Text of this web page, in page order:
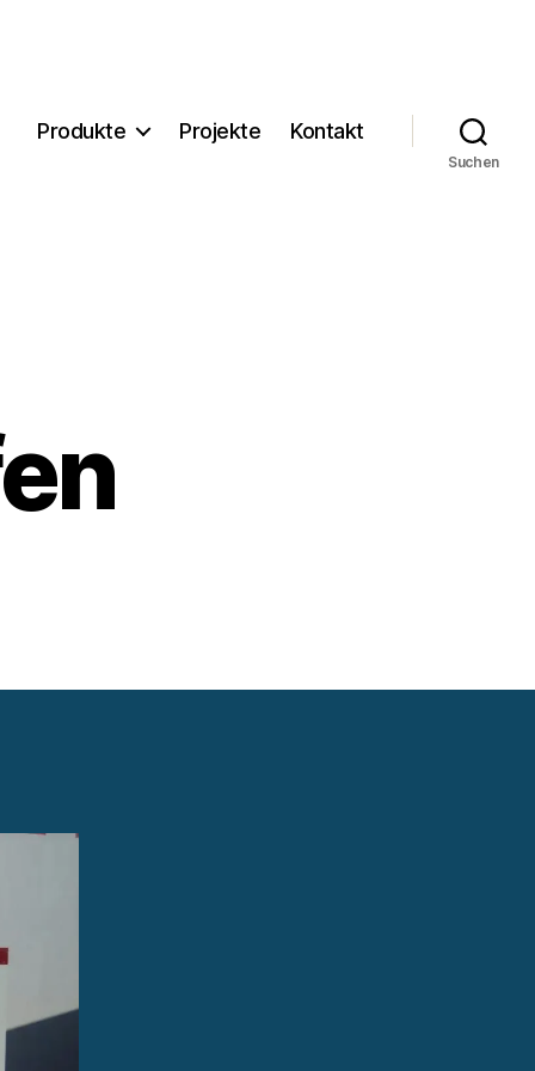
Produkte Projekte Kontakt
Suchen